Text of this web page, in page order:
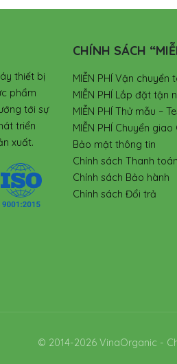
thiết bị
phẩm
tới sự
triển
xuất.
CHÍNH SÁCH
MIỄN PHÍ Vận chuyển
MIỄN PHÍ Lắp đặt tận
MIỄN PHÍ Thử mẫu –
MIỄN PHÍ Chuyển
Bảo mật thông tin
Chính sách Thanh toán
Chính sách Bảo hành
Chính sách Đổi trả
© 2014-2026 VinaOrganic -